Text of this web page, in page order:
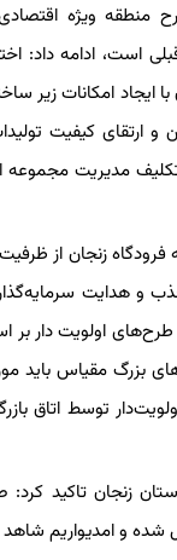
منطقه ویژه
است، ادامه داد:
با ایجاد امکانات زیر
و ارتقای کیفیت
مدیریت مجموعه
فرودگاه زنجان از
و هدایت
طرح‌های اولویت دار
بزرگ مقیاس باید
۱۷ طرح اولویت‌دار توسط
زنجان تاکید کرد:
شده و امدیواریم